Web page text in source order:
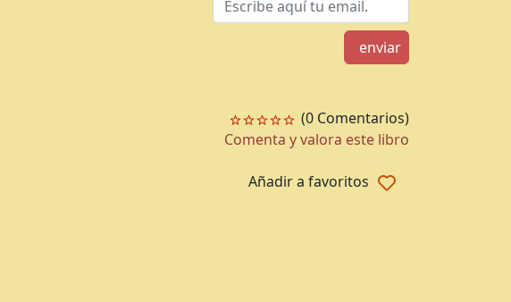
enviar
(0 Comentarios)
Comenta y valora este libro
Añadir a favoritos